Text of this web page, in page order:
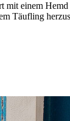
einem
Täufling